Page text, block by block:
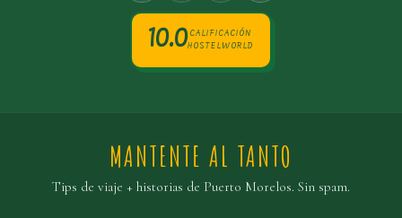
10.0 CALIFICACIÓN
HOSTELWORLD
MANTENTE AL TANTO
Tips de viaje + historias de Puerto Morelos. Sin spam.